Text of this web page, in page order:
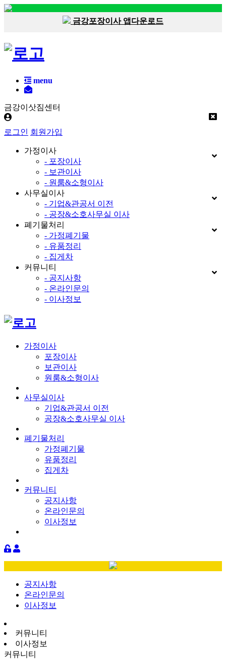
금강포장이사 앱다운로드
menu
금강이삿짐센터
로그인 회원가입
가정이사
- 포장이사
- 보관이사
- 원룸&소형이사
사무실이사
- 기업&관공서 이전
- 공장&소호사무실 이사
폐기물처리
- 가정폐기물
- 유품정리
- 집게차
커뮤니티
- 공지사항
- 온라인문의
- 이사정보
가정이사
포장이사
보관이사
원룸&소형이사
사무실이사
기업&관공서 이전
공장&소호사무실 이사
폐기물처리
가정폐기물
유품정리
집게차
커뮤니티
공지사항
온라인문의
이사정보
공지사항
온라인문의
이사정보
커뮤니티
이사정보
커뮤니티